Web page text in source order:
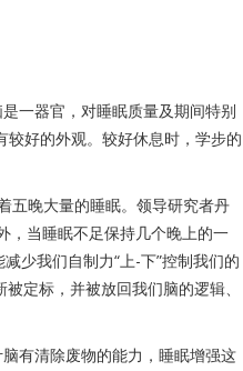
一器官，对睡眠质量及期间特别
好的外观。较好休息时，学步的
五晚大量的睡眠。领导研究者丹
，当睡眠不足保持几个晚上的一
少我们自制力“上-下”控制我们的
定标，并被放回我们脑的逻辑、
有清除废物的能力，睡眠增强这